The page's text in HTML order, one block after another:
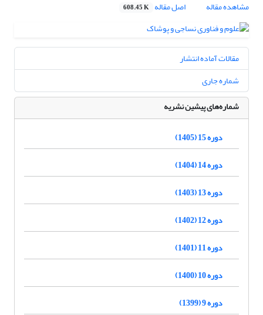
مشاهده مقاله
اصل مقاله 608.45 K
مقالات آماده انتشار
شماره جاری
شماره‌های پیشین نشریه
دوره 15 (1405)
دوره 14 (1404)
دوره 13 (1403)
دوره 12 (1402)
دوره 11 (1401)
دوره 10 (1400)
دوره 9 (1399)